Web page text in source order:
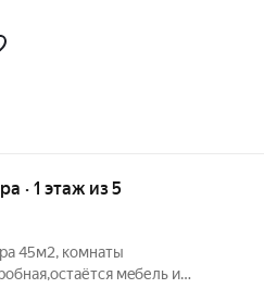
балкон с выходом
· 1 этаж из 5
45м2, комнаты
мeбель и